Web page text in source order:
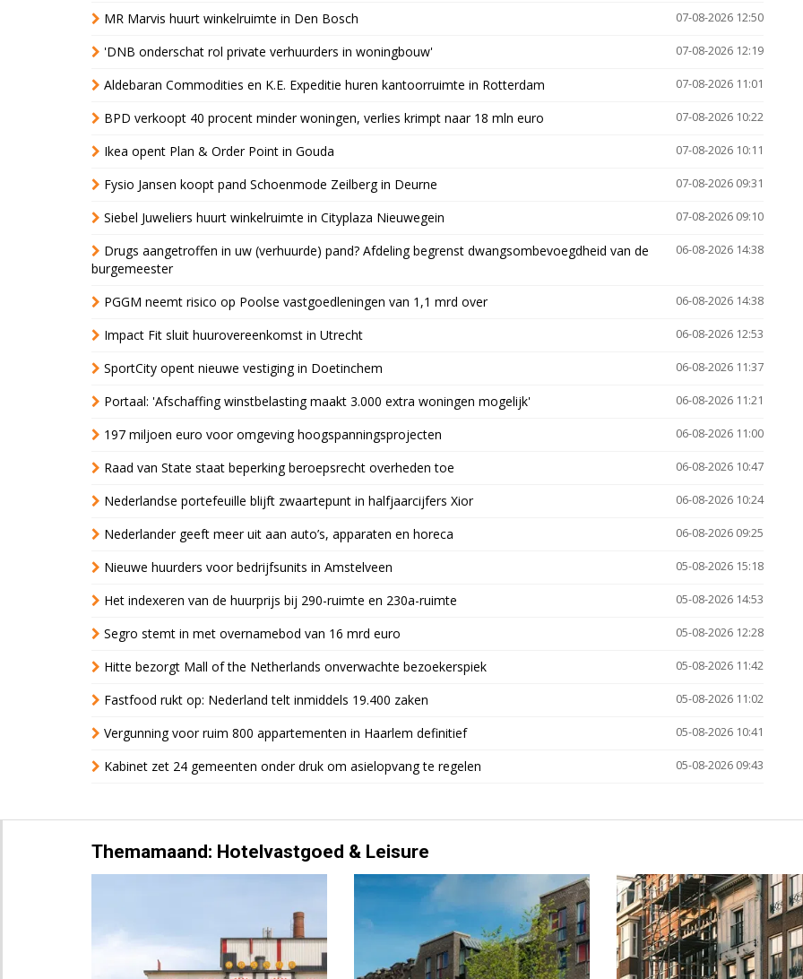
07-08-2026 12:50
MR Marvis huurt winkelruimte in Den Bosch
07-08-2026 12:19
'DNB onderschat rol private verhuurders in woningbouw'
07-08-2026 11:01
Aldebaran Commodities en K.E. Expeditie huren kantoorruimte in Rotterdam
07-08-2026 10:22
BPD verkoopt 40 procent minder woningen, verlies krimpt naar 18 mln euro
07-08-2026 10:11
Ikea opent Plan & Order Point in Gouda
07-08-2026 09:31
Fysio Jansen koopt pand Schoenmode Zeilberg in Deurne
07-08-2026 09:10
Siebel Juweliers huurt winkelruimte in Cityplaza Nieuwegein
06-08-2026 14:38
Drugs aangetroffen in uw (verhuurde) pand? Afdeling begrenst dwangsombevoegdheid van de
burgemeester
06-08-2026 14:38
PGGM neemt risico op Poolse vastgoedleningen van 1,1 mrd over
06-08-2026 12:53
Impact Fit sluit huurovereenkomst in Utrecht
06-08-2026 11:37
SportCity opent nieuwe vestiging in Doetinchem
06-08-2026 11:21
Portaal: 'Afschaffing winstbelasting maakt 3.000 extra woningen mogelijk'
06-08-2026 11:00
197 miljoen euro voor omgeving hoogspanningsprojecten
06-08-2026 10:47
Raad van State staat beperking beroepsrecht overheden toe
06-08-2026 10:24
Nederlandse portefeuille blijft zwaartepunt in halfjaarcijfers Xior
06-08-2026 09:25
Nederlander geeft meer uit aan auto’s, apparaten en horeca
05-08-2026 15:18
Nieuwe huurders voor bedrijfsunits in Amstelveen
05-08-2026 14:53
Het indexeren van de huurprijs bij 290-ruimte en 230a-ruimte
05-08-2026 12:28
Segro stemt in met overnamebod van 16 mrd euro
05-08-2026 11:42
Hitte bezorgt Mall of the Netherlands onverwachte bezoekerspiek
05-08-2026 11:02
Fastfood rukt op: Nederland telt inmiddels 19.400 zaken
05-08-2026 10:41
Vergunning voor ruim 800 appartementen in Haarlem definitief
05-08-2026 09:43
Kabinet zet 24 gemeenten onder druk om asielopvang te regelen
Themamaand: Hotelvastgoed & Leisure